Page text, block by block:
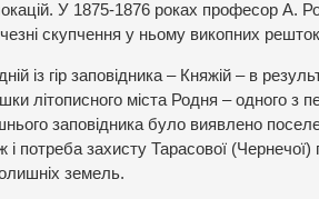
У 1875-1876 роках професор А.
скупчення у ньому викопних решток
із гір заповідника – Княжій – в
літописного міста Родня – одного з
заповідника було виявлено
і потреба захисту Тарасової (Чернечої)
земель.